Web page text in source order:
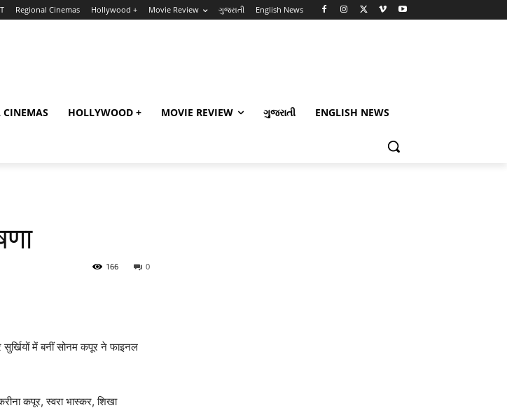
Regional Cinemas Hollywood + Movie Review ગુજરાતી English News
CINEMAS HOLLYWOOD + MOVIE REVIEW ગુજરાતી ENGLISH NEWS
0
166
में बनीं सोनम कपूर ने फाइनल
कपूर, स्वरा भास्कर, शिखा